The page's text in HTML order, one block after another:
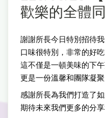
歡樂的全體
謝謝所長今日特別招待
口味很特別，非常的好
這不僅是一頓美味的下
更是一份溫馨和團隊凝
感謝所長為我們打造了
期待未來我們更多的分